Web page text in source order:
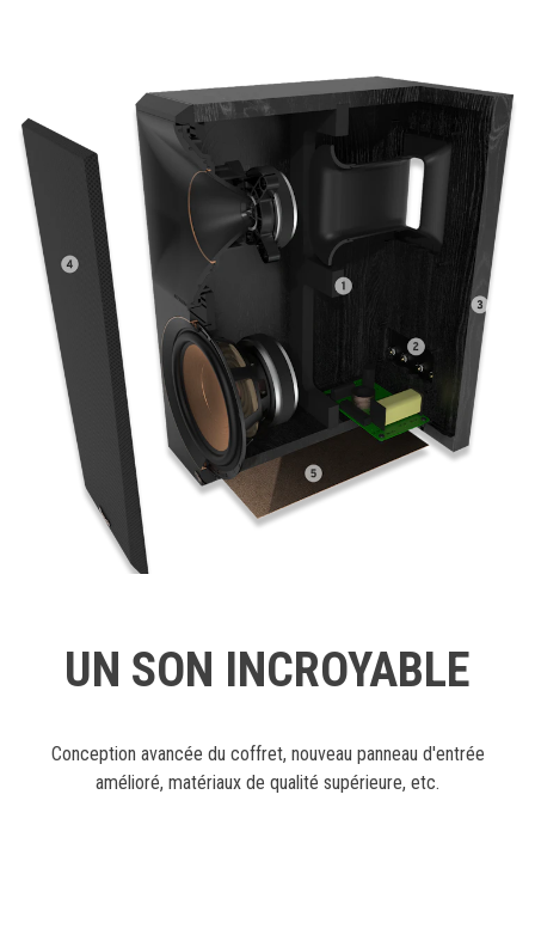
UN SON INCROYABLE
Conception avancée du coffret, nouveau panneau d'entrée
amélioré, matériaux de qualité supérieure, etc.